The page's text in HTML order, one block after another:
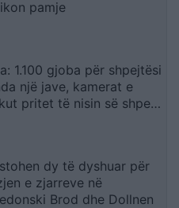
pamje
1.100 gjoba për shpejtësi
një jave, kamerat e
pritet të nisin së shpejti
dy të dyshuar për
e zjarreve në
Brod dhe Dollnen